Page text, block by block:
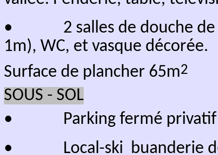
du Soleil, soit 12 stations de
L e chalet le Nid étant au
situé à moins de 4 km du
entre autres ; le palais des
centre équestre et sa piscine
toboggan (ouverte seulement
spa ouvert toute l'année.